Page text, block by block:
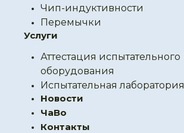
Чип-индуктивности
Перемычки
Услуги
Аттестация испытательного
оборудования
Испытательная лаборатория
Новости
ЧаВо
Контакты